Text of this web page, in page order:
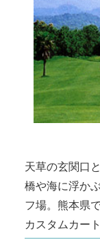
天草の玄関口
橋や海に浮か
フ場。熊本県
カスタムカー